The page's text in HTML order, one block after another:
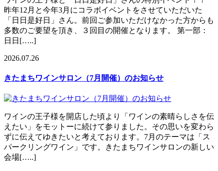
昨年12月と今年3月にコラボイベントをさせていただいた
「日日是好日」さん。前回ご参加いただけなかった方からも
多数のご要望を頂き、３回目の開催となります。 第一部：
日日[…..]
2026.07.26
きたまちワインサロン（7月開催）のお知らせ
ワインの王子様を開店した頃より「ワインの素晴らしさを伝
えたい」をモットーに続けて参りました。その思いを変わら
ずに伝えてゆきたいと考えております。7月のテーマは「ス
パークリングワイン」です。きたまちワインサロンの新しい
会場[…..]